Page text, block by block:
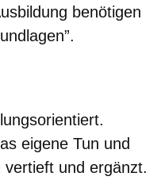
benötigen
eigene Tun und
und ergänzt.